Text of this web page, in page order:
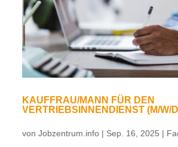
KAUFFRAU/MANN FÜR DEN
VERTRIEBSINNENDIENST (M/W/
vonJobzentrum.info | Sep. 16, 2025 |